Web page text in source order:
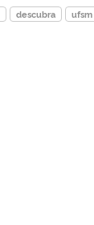
descubra ufsm